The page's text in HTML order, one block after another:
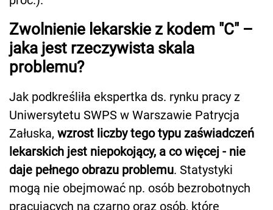
Zwolnienie lekarskie z kodem "C" –
jaka jest rzeczywista skala
problemu?
Jak podkreśliła ekspertka ds. rynku pracy z
Uniwersytetu SWPS w Warszawie Patrycja
Załuska, wzrost liczby tego typu zaświadczeń
lekarskich jest niepokojący, a co więcej - nie
daje pełnego obrazu problemu. Statystyki
mogą nie obejmować np. osób bezrobotnych
pracujących na czarno oraz osób, które